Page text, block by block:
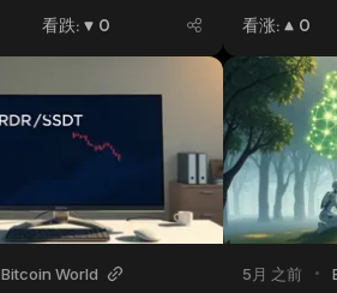
看跌: 0 看涨: 0
Bitcoin World 5月 之前 •